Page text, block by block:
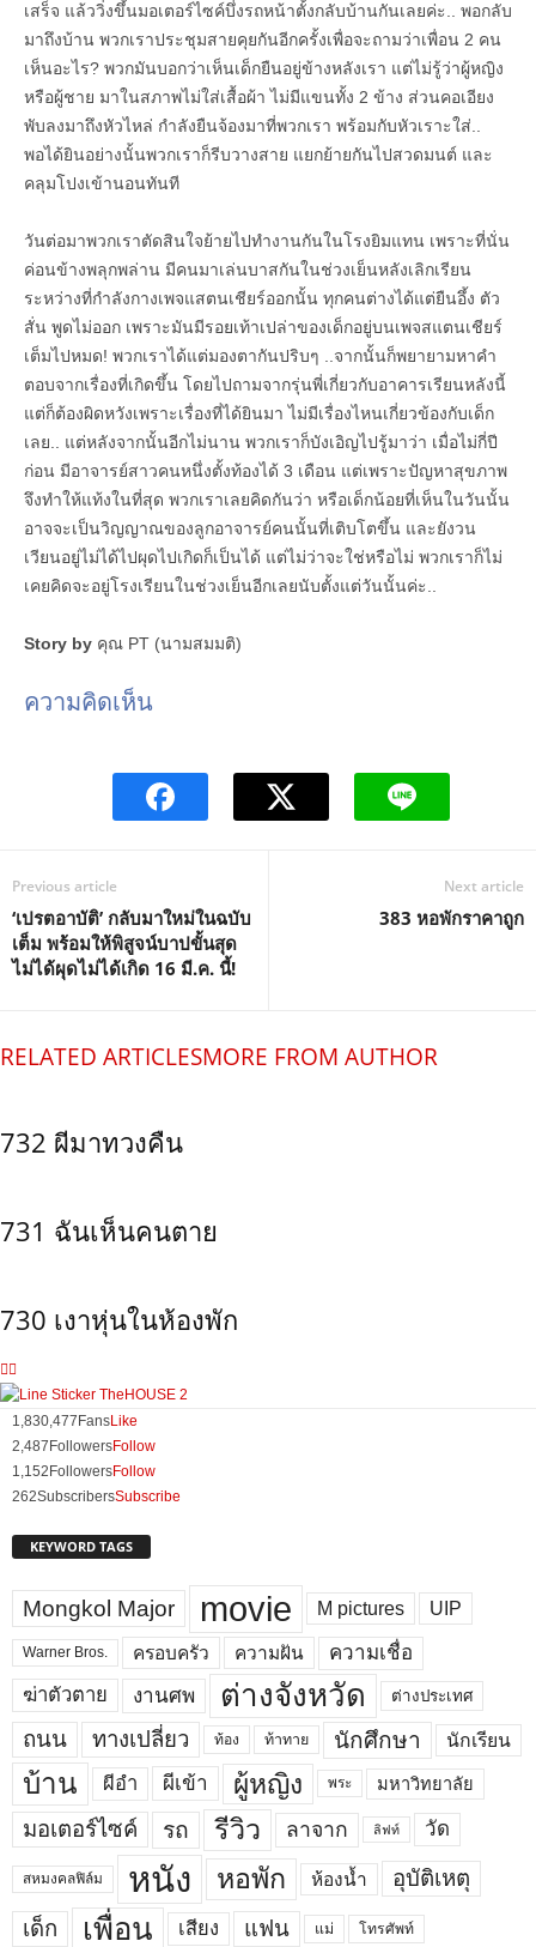
เสร็จ แล้ววิ่งขึ้นมอเตอร์ไซค์บึ่งรถหน้าตั้งกลับบ้านกันเลยค่ะ.. พอกลับ
มาถึงบ้าน พวกเราประชุมสายคุยกันอีกครั้งเพื่อจะถามว่าเพื่อน 2 คน
เห็นอะไร? พวกมันบอกว่าเห็นเด็กยืนอยู่ข้างหลังเรา แต่ไม่รู้ว่าผู้หญิง
หรือผู้ชาย มาในสภาพไม่ใส่เสื้อผ้า ไม่มีแขนทั้ง 2 ข้าง ส่วนคอเอียง
พับลงมาถึงหัวไหล่ กำลังยืนจ้องมาที่พวกเรา พร้อมกับหัวเราะใส่..
พอได้ยินอย่างนั้นพวกเราก็รีบวางสาย แยกย้ายกันไปสวดมนต์ และ
คลุมโปงเข้านอนทันที
วันต่อมาพวกเราตัดสินใจย้ายไปทำงานกันในโรงยิมแทน เพราะที่นั่น
ค่อนข้างพลุกพล่าน มีคนมาเล่นบาสกันในช่วงเย็นหลังเลิกเรียน
ระหว่างที่กำลังกางเพจแสตนเชียร์ออกนั้น ทุกคนต่างได้แต่ยืนอึ้ง ตัว
สั่น พูดไม่ออก เพราะมันมีรอยเท้าเปล่าของเด็กอยู่บนเพจสแตนเชียร์
เต็มไปหมด! พวกเราได้แต่มองตากันปริบๆ ..จากนั้นก็พยายามหาคำ
ตอบจากเรื่องที่เกิดขึ้น โดยไปถามจากรุ่นพี่เกี่ยวกับอาคารเรียนหลังนี้
แต่ก็ต้องผิดหวังเพราะเรื่องที่ได้ยินมา ไม่มีเรื่องไหนเกี่ยวข้องกับเด็ก
เลย.. แต่หลังจากนั้นอีกไม่นาน พวกเราก็บังเอิญไปรู้มาว่า เมื่อไม่กี่ปี
ก่อน มีอาจารย์สาวคนหนึ่งตั้งท้องได้ 3 เดือน แต่เพราะปัญหาสุขภาพ
จึงทำให้แท้งในที่สุด พวกเราเลยคิดกันว่า หรือเด็กน้อยที่เห็นในวันนั้น
อาจจะเป็นวิญญาณของลูกอาจารย์คนนั้นที่เติบโตขึ้น และยังวน
เวียนอยู่ไม่ได้ไปผุดไปเกิดก็เป็นได้ แต่ไม่ว่าจะใช่หรือไม่ พวกเราก็ไม่
เคยคิดจะอยู่โรงเรียนในช่วงเย็นอีกเลยนับตั้งแต่วันนั้นค่ะ..
Story by คุณ PT (นามสมมติ)
ความคิดเห็น
Previous article
‘เปรตอาบัติ’ กลับมาใหม่ในฉบับ
เต็ม พร้อมให้พิสูจน์บาปขั้นสุด
ไม่ได้ผุดไม่ได้เกิด 16 มี.ค. นี้!
Next article
383 หอพักราคาถูก
RELATED ARTICLESMORE FROM AUTHOR
732 ผีมาทวงคืน
731 ฉันเห็นคนตาย
730 เงาหุ่นในห้องพัก
1,830,477 FansLike
2,487 FollowersFollow
1,152 FollowersFollow
262SubscribersSubscribe
KEYWORD TAGS
Mongkol Major movie M pictures UIP
Warner Bros. ครอบครัว ความฝัน
ความเชื่อ
ฆ่าตัวตาย
งานศพ ต่างจังหวัด ต่างประเทศ
ถนน ทางเปลี่ยว ท้อง ท้าทาย นักศึกษา นักเรียน
บ้าน ผีอำ ผีเข้า ผู้หญิง พระ มหาวิทยาลัย
มอเตอร์ไซค์ รถ รีวิว ลาจาก ลิฟท์ วัด
สหมงคลฟิล์ม หนัง หอพัก ห้องน้ำ
อุบัติเหตุ
เด็ก
เพื่อน เสียง แฟน แม่ โทรศัพท์